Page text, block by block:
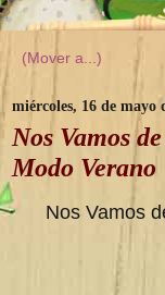
miércoles, 16 de mayo
Nos Vamos
Modo Verano
Nos Vamos